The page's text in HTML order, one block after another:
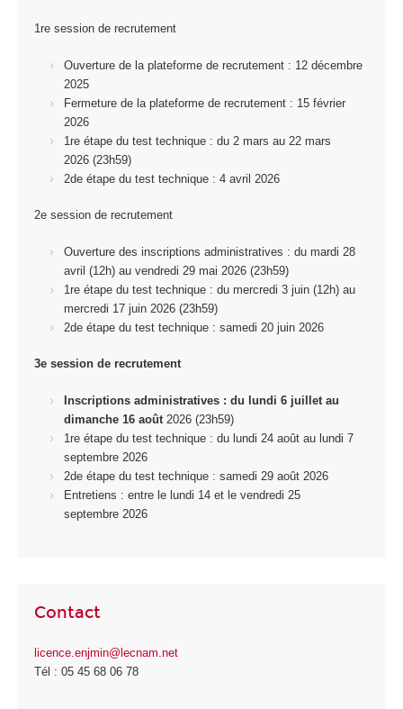
1re session de recrutement
Ouverture de la plateforme de recrutement : 12 décembre
2025
Fermeture de la plateforme de recrutement : 15 février
2026
1 reétape du test technique : du 2 mars au 22 mars
2026 (23h59)
2deétape du test technique : 4 avril 2026
2e session de recrutement
Ouverture des inscriptions administratives : du mardi 28
avril (12h) au vendredi 29 mai 2026 (23h59)
1 reétape du test technique : du mercredi 3 juin (12h) au
mercredi 17 juin 2026 (23h59)
2deétape du test technique : samedi 20 juin 2026
3e session de recrutement
Inscriptions administratives : du lundi 6 juillet au
dimanche 16 août 2026 (23h59)
1 reétape du test technique : du lundi 24 août au lundi 7
septembre 2026
2deétape du test technique : samedi 29 août 2026
Entretiens : entre le lundi 14 et le vendredi 25
septembre 2026
Contact
licence.enjmin@lecnam.net
Tél : 05 45 68 06 78